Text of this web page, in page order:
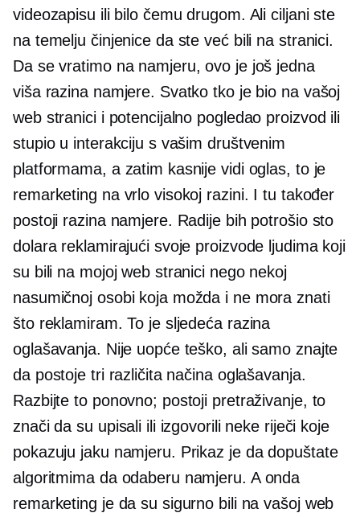
videozapisu ili bilo čemu drugom. Ali ciljani ste
na temelju činjenice da ste već bili na stranici.
Da se vratimo na namjeru, ovo je još jedna
viša razina namjere. Svatko tko je bio na vašoj
web stranici i potencijalno pogledao proizvod ili
stupio u interakciju s vašim društvenim
platformama, a zatim kasnije vidi oglas, to je
remarketing na vrlo visokoj razini. I tu također
postoji razina namjere. Radije bih potrošio sto
dolara reklamirajući svoje proizvode ljudima koji
su bili na mojoj web stranici nego nekoj
nasumičnoj osobi koja možda i ne mora znati
što reklamiram. To je sljedeća razina
oglašavanja. Nije uopće teško, ali samo znajte
da postoje tri različita načina oglašavanja.
Razbijte to ponovno; postoji pretraživanje, to
znači da su upisali ili izgovorili neke riječi koje
pokazuju jaku namjeru. Prikaz je da dopuštate
algoritmima da odaberu namjeru. A onda
remarketing je da su sigurno bili na vašoj web